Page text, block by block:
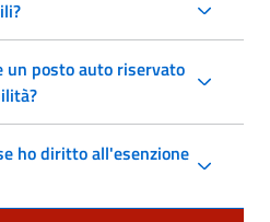
un posto auto riservato
ho diritto all'esenzione